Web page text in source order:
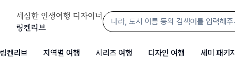
세심한 인생여행 디자이너
링켄리브
링켄리브 지역별 여행 시리즈 여행 디자인 여행 세미 패키지